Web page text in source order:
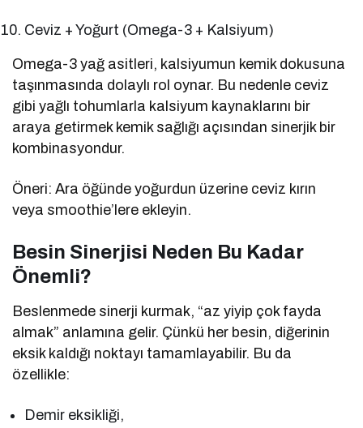
Ceviz + Yoğurt (Omega-3 + Kalsiyum)
Omega-3 yağ asitleri, kalsiyumun kemik dokusuna
taşınmasında dolaylı rol oynar. Bu nedenle ceviz
gibi yağlı tohumlarla kalsiyum kaynaklarını bir
araya getirmek kemik sağlığı açısından sinerjik bir
kombinasyondur.
Öneri: Ara öğünde yoğurdun üzerine ceviz kırın
veya smoothie’lere ekleyin.
Besin Sinerjisi Neden Bu Kadar
Önemli?
Beslenmede sinerji kurmak, “az yiyip çok fayda
almak” anlamına gelir. Çünkü her besin, diğerinin
eksik kaldığı noktayı tamamlayabilir. Bu da
özellikle:
Demir eksikliği,